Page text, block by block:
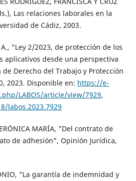
Las relaciones laborales en la
de Cádiz, 2003.
A., "Ley 2/2023, de protección de los
aplicativos desde una perspectiva
Derecho del Trabajo y Protección
2023. Disponible en: https://e-
LABOS/article/view/7929,
labos.2023.7929
MARÍA, "Del contrato de
de adhesión", Opinión Jurídica,
"La garantía de indemnidad y